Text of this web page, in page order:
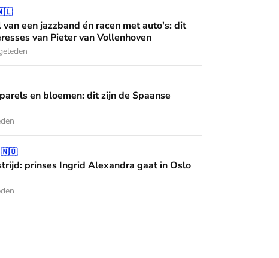
én racen met auto's: dit zijn de interesses van Pieter van
een jazzband én racen met auto's: dit
van Pieter van Vollenhoven
dit zijn de Spaanse diademen
en bloemen: dit zijn de Spaanse
Alexandra gaat in Oslo studeren
🇳🇴
prinses Ingrid Alexandra gaat in Oslo